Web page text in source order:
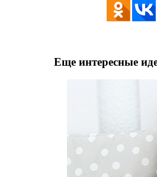
Еще интересные